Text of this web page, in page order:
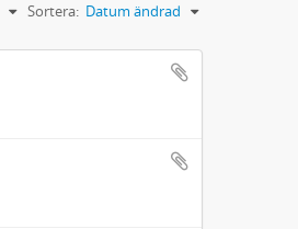
Sortera: Datum ändrad